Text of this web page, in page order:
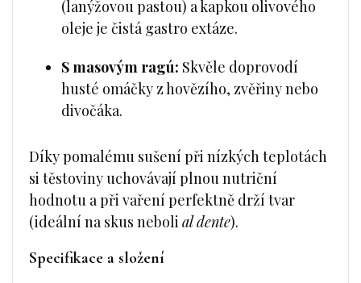
(lanýžovou pastou) a kapkou olivového
oleje je čistá gastro extáze.
S masovým ragú: Skvěle doprovodí
husté omáčky z hovězího, zvěřiny nebo
divočáka.
Díky pomalému sušení při nízkých teplotách
si těstoviny uchovávají plnou nutriční
hodnotu a při vaření perfektně drží tvar
(ideální na skus neboli al dente).
Specifikace a složení